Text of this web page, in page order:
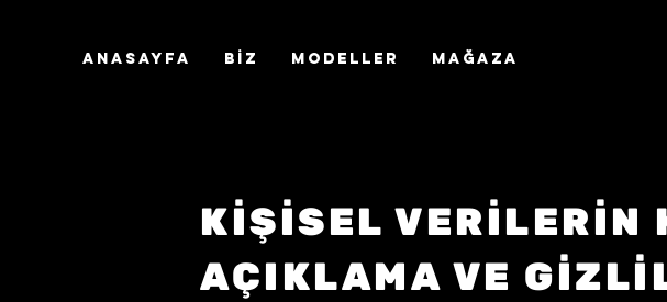
ANASAYFA BİZ Modeller MAĞAZA
KİŞİSEL VERİLERİN
AÇIKLAMA VE